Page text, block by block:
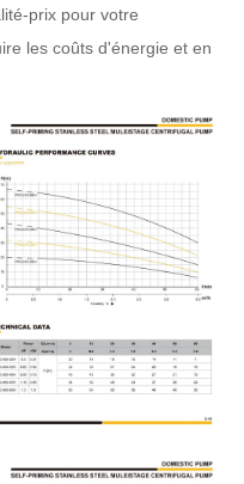
prix pour votre
les coûts d'énergie et en